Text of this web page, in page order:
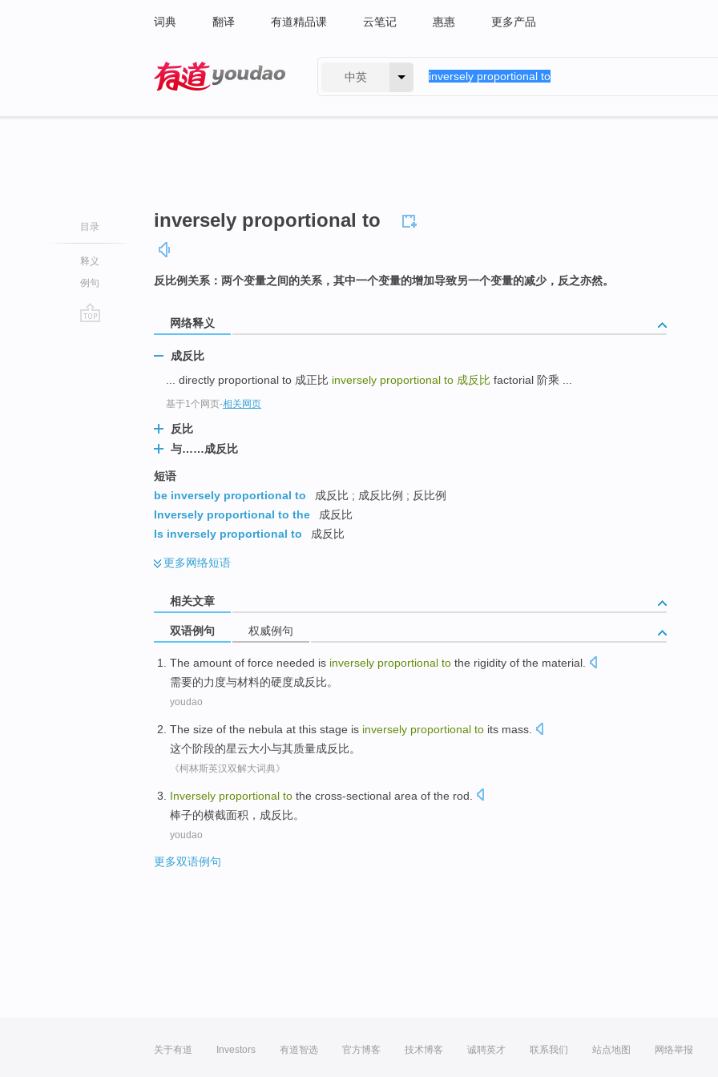
词典 翻译 有道精品课 云笔记 惠惠 更多产品
中英
目录
释义
例句
inversely proportional to
反比例关系：两个变量之间的关系，其中一个变量的增加导致另一个变量的减少，反之亦然。
网络释义
成反比
... directly proportional to 成正比 inversely proportional to 成反比 factorial 阶乘 ...
基于1个网页-相关网页
反比
与……成反比
短语
be inversely proportional to
成反比 ; 成反比例 ; 反比例
Inversely proportional to the
成反比
Is inversely proportional to
成反比
更多网络短语
相关文章
双语例句 权威例句
The amount of force needed is inversely proportional to the rigidity of the material
需要的力度与材料的硬度成反比。
youdao
The size of the nebula at this stage is inversely proportional to its mass
这个阶段的星云大小与其质量成反比。
《柯林斯英汉双解大词典》
Inversely proportional to the cross-sectional area of the rod.
棒子的横截面积，成反比。
youdao
更多双语例句
关于有道 Investors 有道智选 官方博客 技术博客 诚聘英才 联系我们 站点地图 网络举报